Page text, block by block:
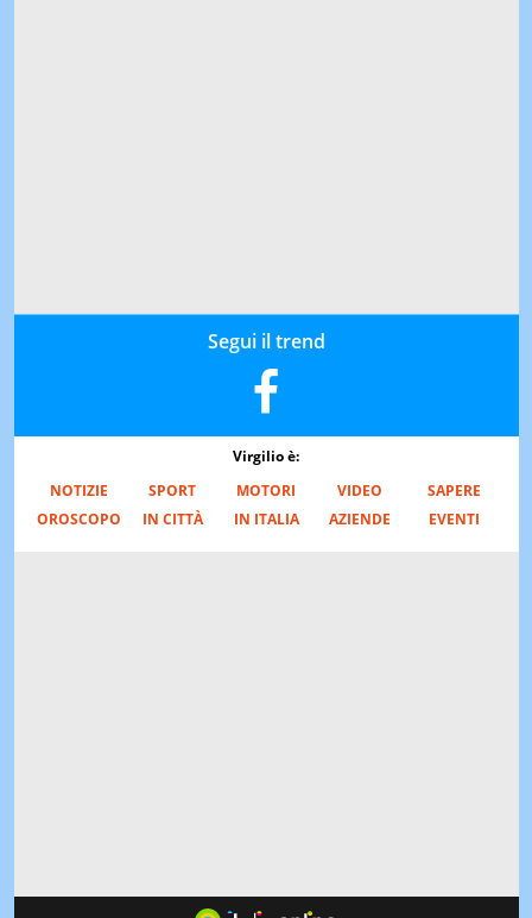
Segui il trend
Virgilio è:
NOTIZIE
SPORT MOTORI VIDEO
SAPERE
OROSCOPO
IN CITTÀ IN ITALIA AZIENDE EVENTI